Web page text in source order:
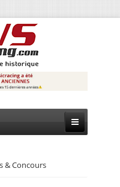
& Concours